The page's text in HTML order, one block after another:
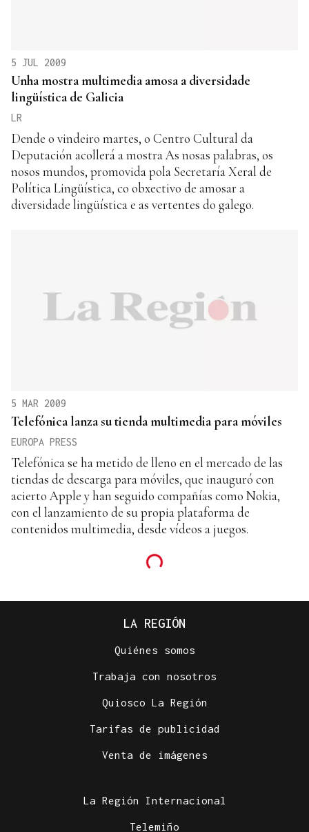
5 JUL 2009
Unha mostra multimedia amosa a diversidade
lingüística de Galicia
LR
Dende o vindeiro martes, o Centro Cultural da
Deputación acollerá a mostra As nosas palabras, os
nosos mundos, promovida pola Secretaría Xeral de
Política Lingüística, co obxectivo de amosar a
diversidade lingüística e as vertentes do galego.
5 MAR 2009
Telefónica lanza su tienda multimedia para móviles
EUROPA PRESS
Telefónica se ha metido de lleno en el mercado de las
tiendas de descarga para móviles, que inauguró con
acierto Apple y han seguido compañías como Nokia,
con el lanzamiento de su propia plataforma de
contenidos multimedia, desde vídeos a juegos.
LA REGIÓN
Quiénes somos
Trabaja con nosotros
Quiosco La Región
Tarifas de publicidad
Venta de imágenes
La Región Internacional
Telemiño